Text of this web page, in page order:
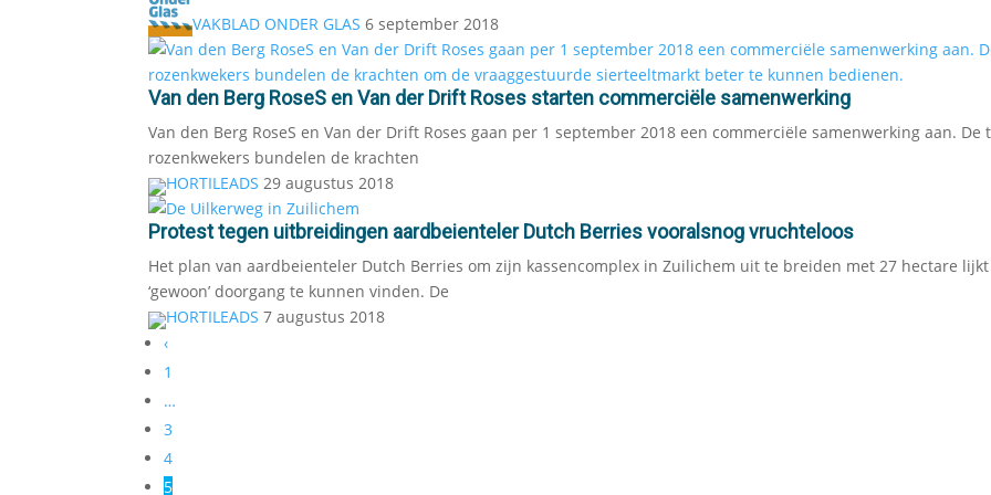
VAKBLAD ONDER GLAS 6 september 2018
Van den Berg RoseS en Van der Drift Roses starten commerciële samenwerking
Van den Berg RoseS en Van der Drift Roses gaan per 1 september 2018 een commerciële samenwerking aan. De
rozenkwekers bundelen de krachten
HORTILEADS 29 augustus 2018
Protest tegen uitbreidingen aardbeienteler Dutch Berries vooralsnog vruchteloos
Het plan van aardbeienteler Dutch Berries om zijn kassencomplex in Zuilichem uit te breiden met 27 hectare lijkt
‘gewoon’ doorgang te kunnen vinden. De
HORTILEADS 7 augustus 2018
‹
1
…
3
4
5